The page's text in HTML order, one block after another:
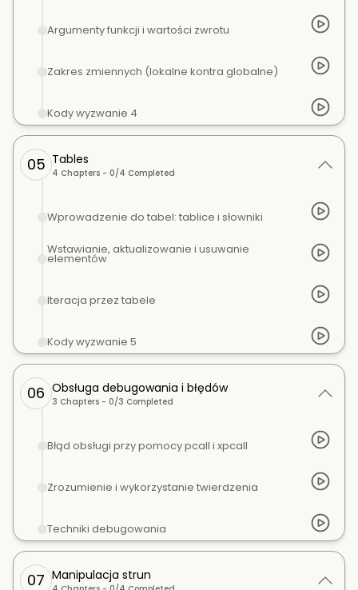
Argumenty funkcji i wartości zwrotu
Zakres zmiennych (lokalne kontra globalne)
Kody wyzwanie 4
05 Tables
4 Chapters - 0/4 Completed
Wprowadzenie do tabel: tablice i słowniki
Wstawianie, aktualizowanie i usuwanie
elementów
Iteracja przez tabele
Kody wyzwanie 5
06 Obsługa debugowania i błędów
3 Chapters - 0/3 Completed
Błąd obsługi przy pomocy pcall i xpcall
Zrozumienie i wykorzystanie twierdzenia
Techniki debugowania
07 Manipulacja strun